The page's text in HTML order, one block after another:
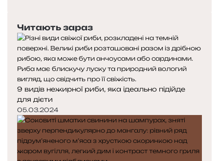
р
е
д
н
я
с
т
о
р
і
н
к
а
т
у
п
н
а
с
т
о
р
і
н
к
а
Читають зараз
9 видів нежирної риби, яка ідеально підійде
для дієти
05.03.2024